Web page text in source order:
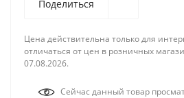
Поделиться
Цена действительна только для
отличаться от цен в розничных
07.08.2026.
Сейчас данный товар